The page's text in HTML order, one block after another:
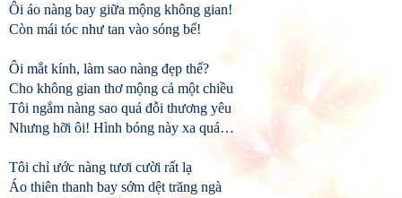
Ôi áo nàng bay giữa mộng không gian!
Còn mái tóc như tan vào sóng bể!
Ôi mắt kính, làm sao nàng đẹp thế?
Cho không gian thơ mộng cả một chiều
Tôi ngắm nàng sao quá đỗi thương yêu
Nhưng hỡi ôi! Hình bóng này xa quá…
Tôi chỉ ước nàng tươi cười rất lạ
Áo thiên thanh bay sớm dệt trăng ngà